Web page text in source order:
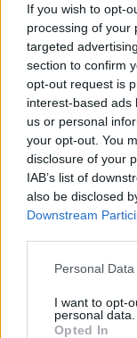
If you wish to opt-
processing of your
targeted
section to confirm
opt-out request is
interest-based ads
us or personal
your opt-out. You
disclosure of your
IAB’s list of
also be disclosed
Downstream
Personal
I want to opt-
personal data.
Opted In
Venuti, testa
Espanyol?
Per Venuti c'è
Gilardino
decisione sul
concorrenza
Fiorentina
retrocessione
l'immediato